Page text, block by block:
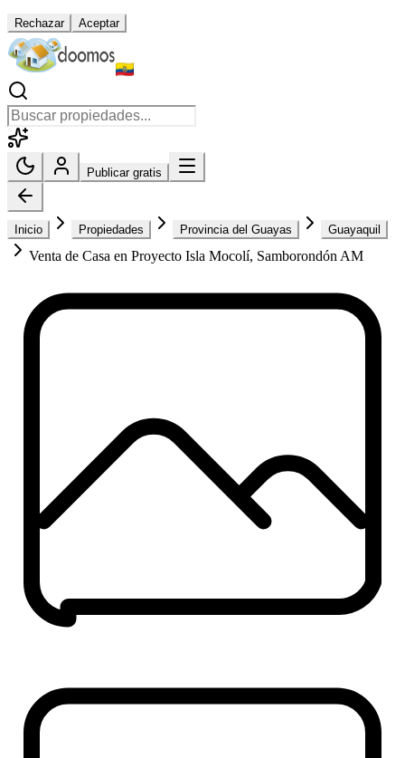
Rechazar Aceptar
Publicar gratis
Inicio Propiedades Provincia del Guayas Guayaquil
Venta de Casa en Proyecto Isla Mocolí, Samborondón AM